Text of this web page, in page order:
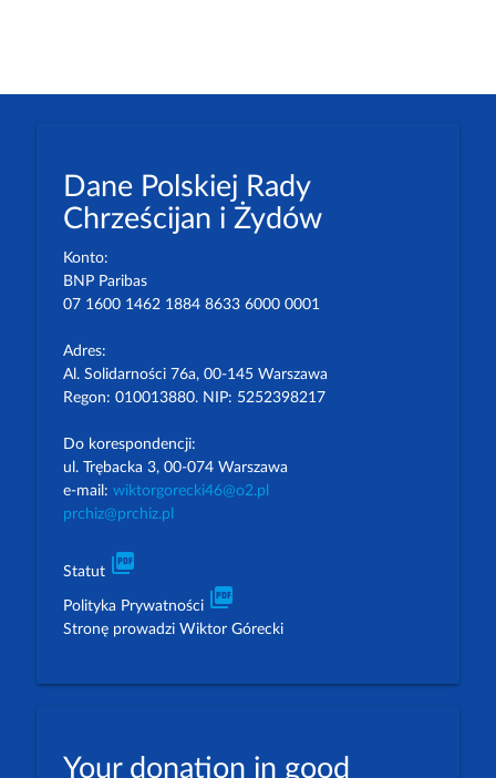
Dane Polskiej Rady
Chrześcijan i Żydów
Konto:
BNP Paribas
07 1600 1462 1884 8633 6000 0001
Adres:
Al. Solidarności 76a, 00-145 Warszawa
Regon: 010013880. NIP: 5252398217
Do korespondencji:
ul. Trębacka 3, 00-074 Warszawa
e-mail: wiktorgorecki46@o2.pl
prchiz@prchiz.pl
Statut picture_as_pdf
Polityka Prywatności picture_as_pdf
Stronę prowadzi Wiktor Górecki
Your donation in good